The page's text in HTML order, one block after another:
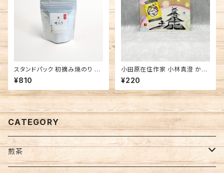
スタンドパック 初摘み焼のり 8
切サイズ
¥810
小田原在住作家 小林真澄 かく
れ文字絵 ポストカード 作家作
品
¥220
CATEGORY
煎茶